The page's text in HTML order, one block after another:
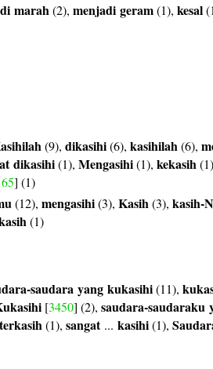
marah(2), menjadi geram(1), kesal
(9), dikasihi(6), kasihilah(6),
dikasihi(1), Mengasihi(1), kekasih
] (1)
(12), mengasihi(3), Kasih(3), kasih-
(1)
saudara yang kukasihi(11),
[3450] (2), saudara-saudaraku
terkasih(1), sangat... kasihi(1),